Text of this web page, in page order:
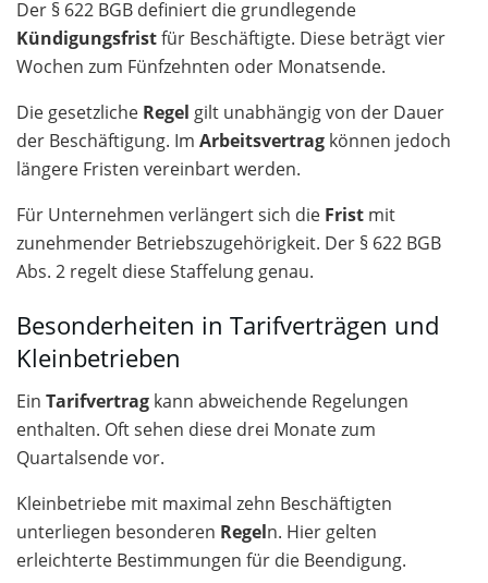
Der § 622 BGB definiert die grundlegende
Kündigungsfristfür Beschäftigte. Diese beträgt vier
Wochen zum Fünfzehnten oder Monatsende.
Die gesetzliche Regel gilt unabhängig von der Dauer
der Beschäftigung. Im Arbeitsvertrag können jedoch
längere Fristen vereinbart werden.
Für Unternehmen verlängert sich die Frist mit
zunehmender Betriebszugehörigkeit. Der § 622 BGB
Abs. 2 regelt diese Staffelung genau.
Besonderheiten in Tarifverträgen und
Kleinbetrieben
Ein Tarifvertrag kann abweichende Regelungen
enthalten. Oft sehen diese drei Monate zum
Quartalsende vor.
Kleinbetriebe mit maximal zehn Beschäftigten
unterliegen besonderen Regeln. Hier gelten
erleichterte Bestimmungen für die Beendigung.